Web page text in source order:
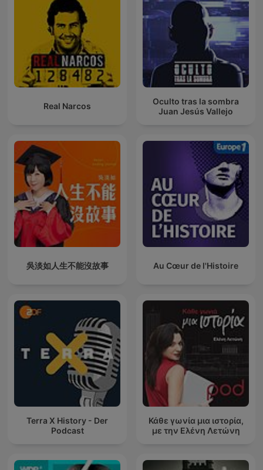
Real Narcos
Oculto tras la sombra
Juan Jesús Vallejo
吳淡如人生不能沒故事 Au Cœur de l'Histoire
Terra X History - Der
Podcast
Κάθε γωνία μια ιστορία,
με την Ελένη Λετώνη